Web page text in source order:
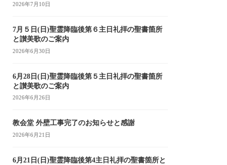
2026年7月10日
7月５日(日)聖霊降臨後第６主日礼拝の聖書箇所
と讃美歌のご案内
2026年6月30日
6月28日(日)聖霊降臨後第５主日礼拝の聖書箇所
と讃美歌のご案内
2026年6月26日
教会堂 外壁工事完了のお知らせと感謝
2026年6月21日
6月21日(日)聖霊降臨後第4主日礼拝の聖書箇所と